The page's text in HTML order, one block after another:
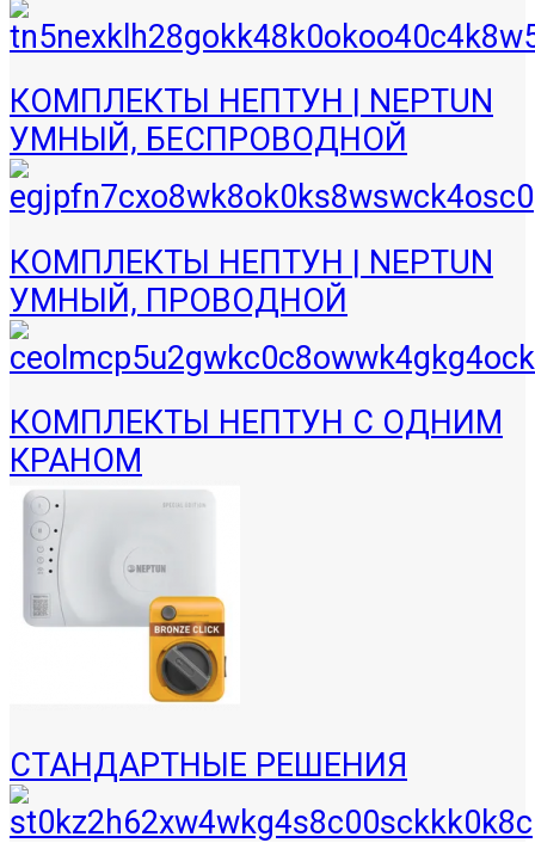
КОМПЛЕКТЫ НЕПТУН | NEPTUN
УМНЫЙ, БЕСПРОВОДНОЙ
КОМПЛЕКТЫ НЕПТУН | NEPTUN
УМНЫЙ, ПРОВОДНОЙ
КОМПЛЕКТЫ НЕПТУН С ОДНИМ
КРАНОМ
СТАНДАРТНЫЕ РЕШЕНИЯ